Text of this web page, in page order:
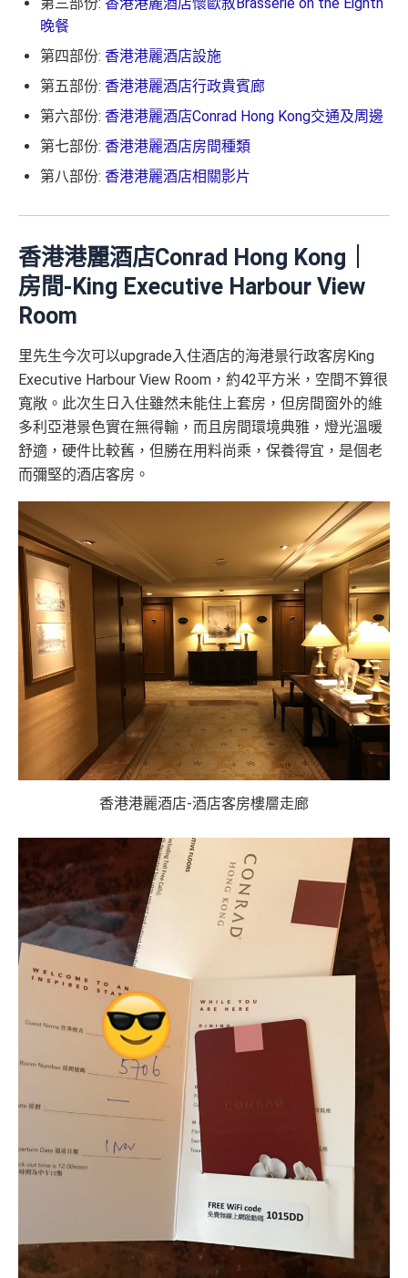
晚餐
第四部份: 香港港麗酒店設施
第五部份: 香港港麗酒店行政貴賓廊
第六部份: 香港港麗酒店Conrad Hong Kong交通及周邊
第七部份: 香港港麗酒店房間種類
第八部份: 香港港麗酒店相關影片
香港港麗酒店Conrad Hong Kong｜
房間-King Executive Harbour View
Room
里先生今次可以upgrade入住酒店的海港景行政客房King
Executive Harbour View Room，約42平方米，空間不算很
寬敞。此次生日入住雖然未能住上套房，但房間窗外的維
多利亞港景色實在無得輸，而且房間環境典雅，燈光溫暖
舒適，硬件比較舊，但勝在用料尚乘，保養得宜，是個老
而彌堅的酒店客房。
香港港麗酒店-酒店客房樓層走廊